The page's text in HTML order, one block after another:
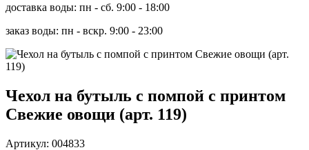
доставка воды: пн - сб. 9:00 - 18:00
заказ воды: пн - вскр. 9:00 - 23:00
Чехол на бутыль с помпой с принтом
Свежие овощи (арт. 119)
Артикул: 004833